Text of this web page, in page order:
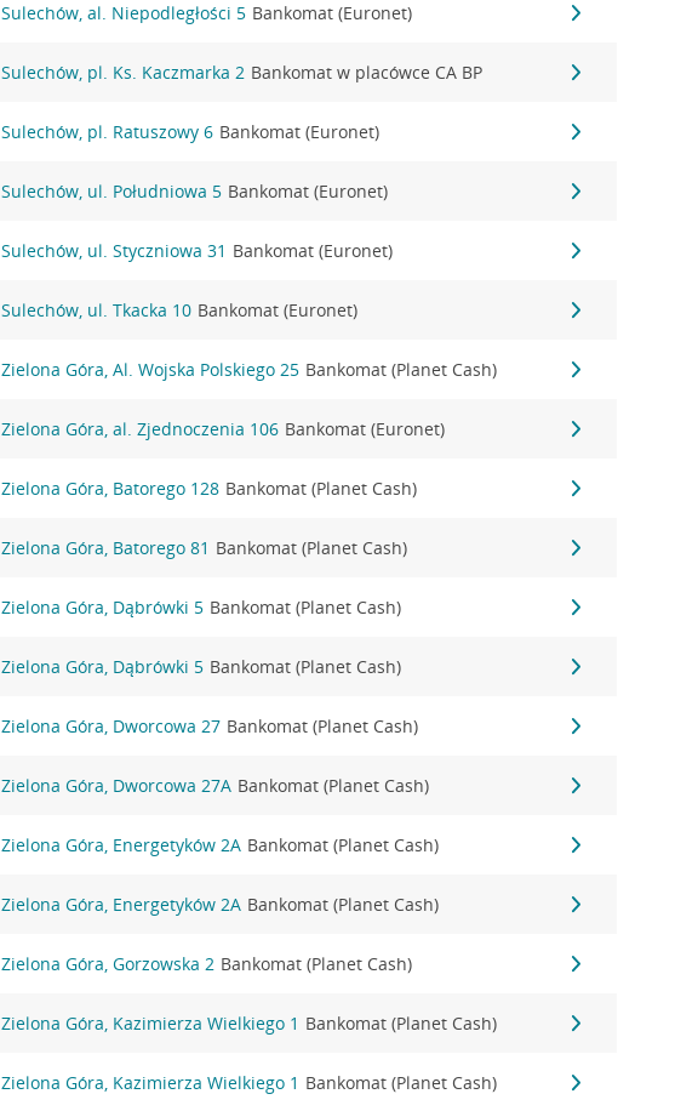
Sulechów, al. Niepodległości 5 Bankomat (Euronet)
Sulechów, pl. Ks. Kaczmarka 2 Bankomat w placówce CA BP
Sulechów, pl. Ratuszowy 6 Bankomat (Euronet)
Sulechów, ul. Południowa 5 Bankomat (Euronet)
Sulechów, ul. Styczniowa 31 Bankomat (Euronet)
Sulechów, ul. Tkacka 10 Bankomat (Euronet)
Zielona Góra, Al. Wojska Polskiego 25 Bankomat (Planet Cash)
Zielona Góra, al. Zjednoczenia 106 Bankomat (Euronet)
Zielona Góra, Batorego 128 Bankomat (Planet Cash)
Zielona Góra, Batorego 81 Bankomat (Planet Cash)
Zielona Góra, Dąbrówki 5 Bankomat (Planet Cash)
Zielona Góra, Dąbrówki 5 Bankomat (Planet Cash)
Zielona Góra, Dworcowa 27 Bankomat (Planet Cash)
Zielona Góra, Dworcowa 27A Bankomat (Planet Cash)
Zielona Góra, Energetyków 2A Bankomat (Planet Cash)
Zielona Góra, Energetyków 2A Bankomat (Planet Cash)
Zielona Góra, Gorzowska 2 Bankomat (Planet Cash)
Zielona Góra, Kazimierza Wielkiego 1 Bankomat (Planet Cash)
Zielona Góra, Kazimierza Wielkiego 1 Bankomat (Planet Cash)